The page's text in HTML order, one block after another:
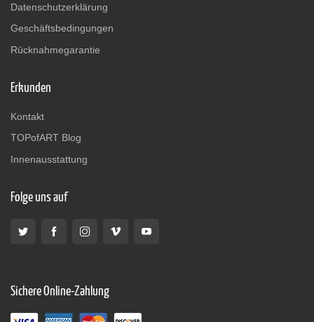
Datenschutzerklärung
Geschäftsbedingungen
Rücknahmegarantie
Erkunden
Kontakt
TOPofART Blog
Innenausstattung
Folge uns auf
Sichere Online-Zahlung